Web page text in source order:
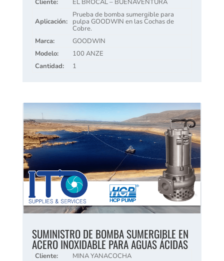
Cliente: EL BROCAL – BUENAVENTURA
Aplicación:
Prueba de bomba sumergible para
pulpa GOODWIN en las Cochas de
Cobre.
Marca:
GOODWIN
Modelo:
100 ANZE
Cantidad:
1
SUMINISTRO DE BOMBA SUMERGIBLE EN
ACERO INOXIDABLE PARA AGUAS ÁCIDAS
Cliente: MINA YANACOCHA